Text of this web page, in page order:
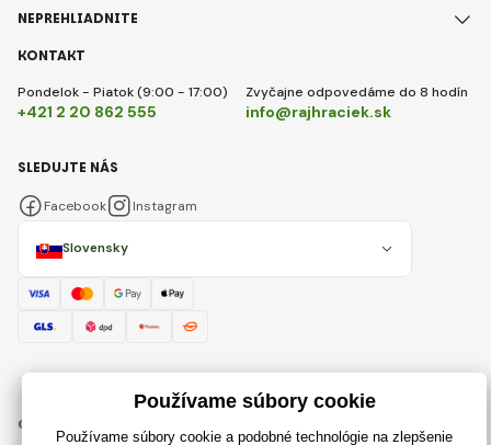
KONTAKT
Pondelok - Piatok (9:00 - 17:00)
+421 2 20 862 555
Zvyčajne odpovedáme do 8 hodín
info@rajhraciek.sk
NEPREHLIADNITE
Slovensky
SLEDUJTE NÁS
Facebook Instagram
© 2018 - 2026 RajHraciek.sk, Všetky práva vyhradené